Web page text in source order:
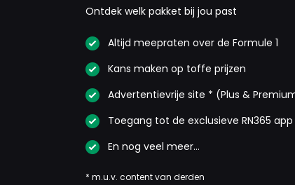
Ontdek welk pakket bij jou past
Altijd meepraten over de Formule 1
Kans maken op toffe prijzen
Advertentievrije site * (Plus &
Toegang tot de exclusieve RN365
En nog veel meer…
* m.u.v. content van derden